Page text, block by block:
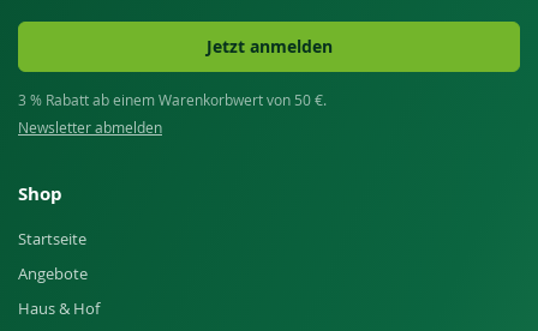
Jetzt anmelden
3 % Rabatt ab einem Warenkorbwert von 50 €.
Newsletter abmelden
Shop
Startseite
Angebote
Haus & Hof